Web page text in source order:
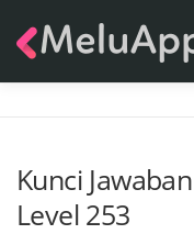
Kunci
Level 253